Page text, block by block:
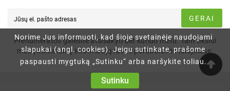
Norime Jus informuoti, kad šioje svetainėje naudojami
slapukai (angl. cookies). Jeigu sutinkate, prašome
paspausti mygtuką „Sutinku“ arba naršykite toliau.
Sutinku
GERAI
Prenumeratos galėsite atsisakyti bet kuriuo metu. Tam tikslui
mūsų kontaktinę informaciją rasite parduotuvės taisyklėse.